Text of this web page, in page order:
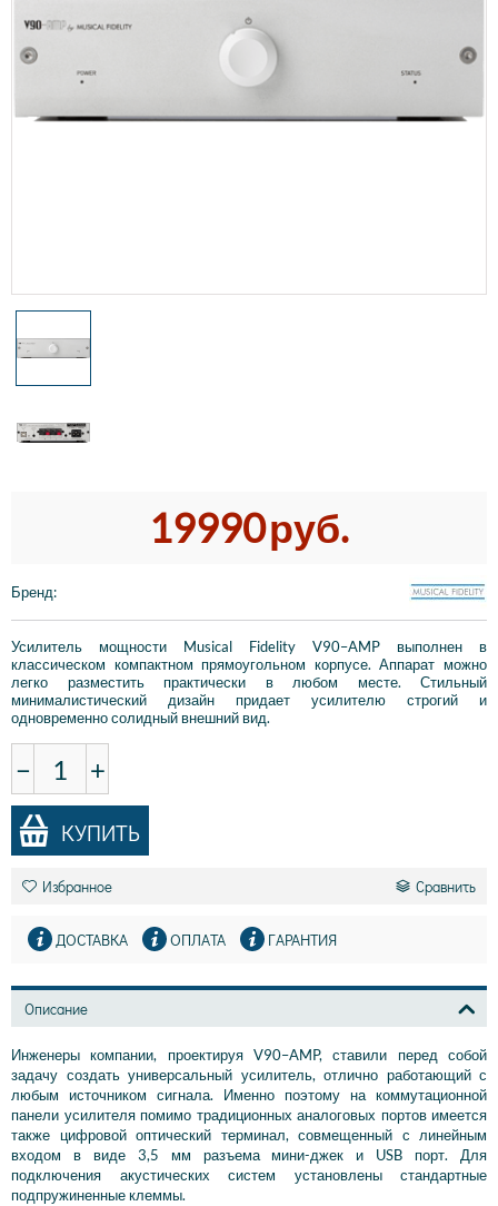
19990руб.
Бренд:
Усилитель мощности Musical Fidelity V90–AMP выполнен в
классическом компактном прямоугольном корпусе. Аппарат можно
легко разместить практически в любом месте. Стильный
минималистический дизайн придает усилителю строгий и
одновременно солидный внешний вид.
− +
КУПИТЬ
Избранное Сравнить
ДОСТАВКА ОПЛАТА ГАРАНТИЯ
Описание
Инженеры компании, проектируя V90–AMP, ставили перед собой
задачу создать универсальный усилитель, отлично работающий с
любым источником сигнала. Именно поэтому на коммутационной
панели усилителя помимо традиционных аналоговых портов имеется
также цифровой оптический терминал, совмещенный с линейным
входом в виде 3,5 мм разъема мини-джек и USB порт. Для
подключения акустических систем установлены стандартные
подпружиненные клеммы.